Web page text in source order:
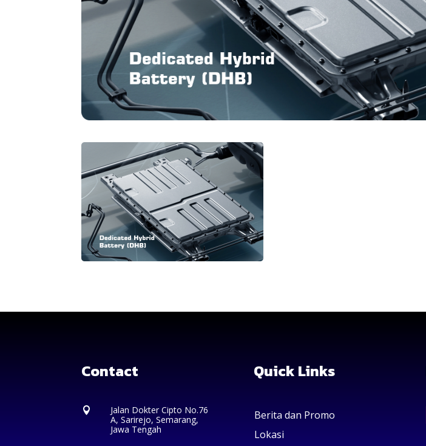
Contact

Jalan Dokter Cipto No.76
A, Sarirejo, Semarang,
Jawa Tengah
Quick Links
Berita dan Promo
Lokasi